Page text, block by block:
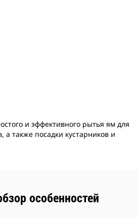
и эффективного рытья ям для
а также посадки кустарников и
особенностей